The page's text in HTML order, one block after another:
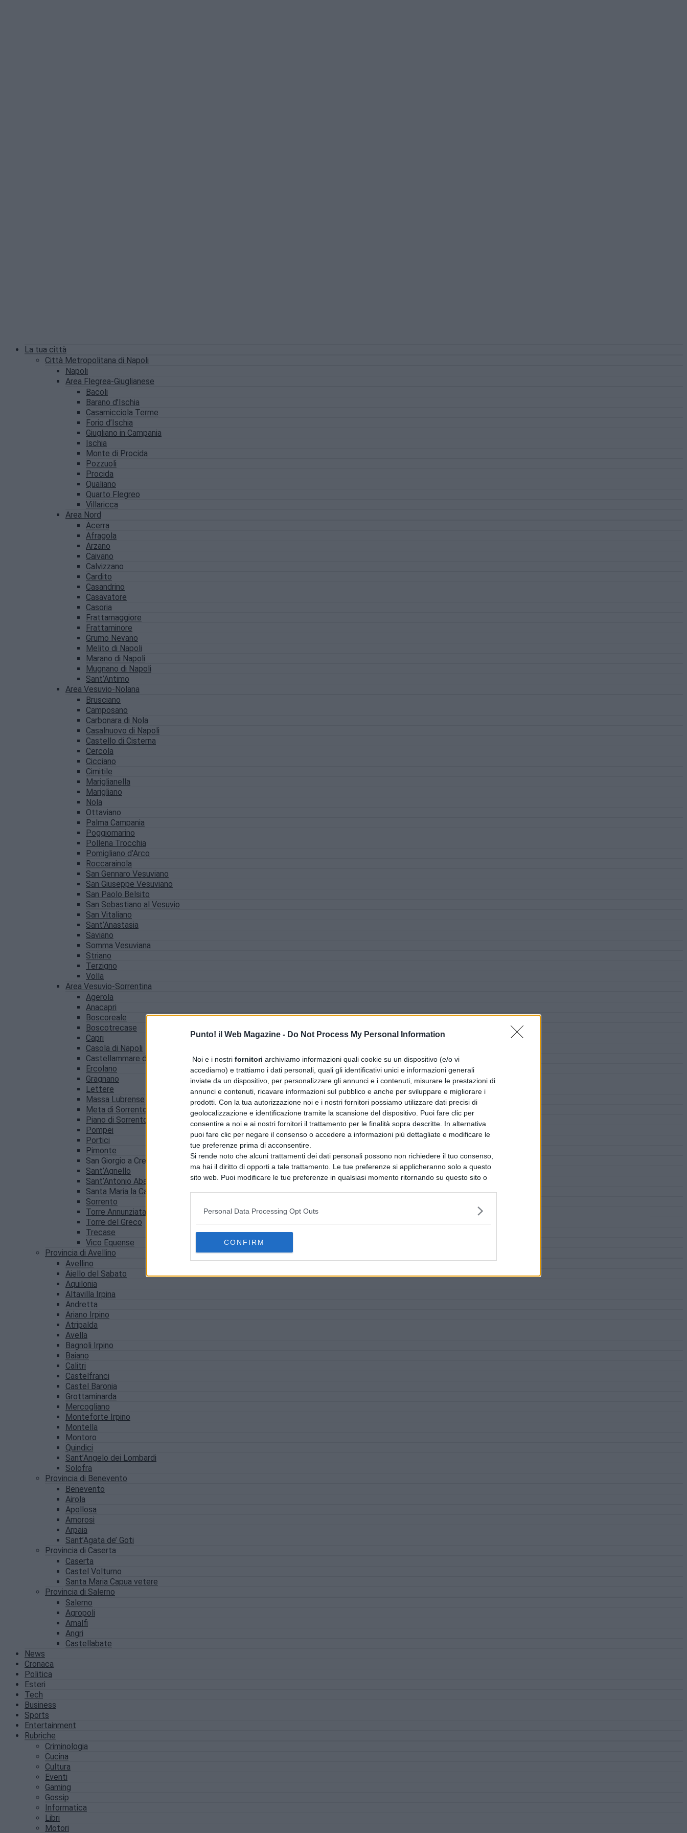
Punto! il Web Magazine - Do Not Process My Personal Information
Noi e i nostri fornitori archiviamo informazioni quali cookie su un dispositivo (e/o vi
accediamo) e trattiamo i dati personali, quali gli identificativi unici e informazioni generali
inviate da un dispositivo, per personalizzare gli annunci e i contenuti, misurare le prestazioni di
annunci e contenuti, ricavare informazioni sul pubblico e anche per sviluppare e migliorare i
prodotti. Con la tua autorizzazione noi e i nostri fornitori possiamo utilizzare dati precisi di
geolocalizzazione e identificazione tramite la scansione del dispositivo. Puoi fare clic per
consentire a noi e ai nostri fornitori il trattamento per le finalità sopra descritte. In alternativa
puoi fare clic per negare il consenso o accedere a informazioni più dettagliate e modificare le
tue preferenze prima di acconsentire.
Si rende noto che alcuni trattamenti dei dati personali possono non richiedere il tuo consenso,
ma hai il diritto di opporti a tale trattamento. Le tue preferenze si applicheranno solo a questo
sito web. Puoi modificare le tue preferenze in qualsiasi momento ritornando su questo sito o
Personal Data Processing Opt Outs
CONFIRM
La tua città
Città Metropolitana di Napoli
Napoli
Area Flegrea-Giuglianese
Bacoli
Barano d’Ischia
Casamicciola Terme
Forio d’Ischia
Giugliano in Campania
Ischia
Monte di Procida
Pozzuoli
Procida
Qualiano
Quarto Flegreo
Villaricca
Area Nord
Acerra
Afragola
Arzano
Caivano
Calvizzano
Cardito
Casandrino
Casavatore
Casoria
Frattamaggiore
Frattaminore
Grumo Nevano
Melito di Napoli
Marano di Napoli
Mugnano di Napoli
Sant’Antimo
Area Vesuvio-Nolana
Brusciano
Camposano
Carbonara di Nola
Casalnuovo di Napoli
Castello di Cisterna
Cercola
Cicciano
Cimitile
Mariglianella
Marigliano
Nola
Ottaviano
Palma Campania
Poggiomarino
Pollena Trocchia
Pomigliano d’Arco
Roccarainola
San Gennaro Vesuviano
San Giuseppe Vesuviano
San Paolo Belsito
San Sebastiano al Vesuvio
San Vitaliano
Sant’Anastasia
Saviano
Somma Vesuviana
Striano
Terzigno
Volla
Area Vesuvio-Sorrentina
Agerola
Anacapri
Boscoreale
Boscotrecase
Capri
Casola di Napoli
Castellammare di Stabia
Ercolano
Gragnano
Lettere
Massa Lubrense
Meta di Sorrento
Piano di Sorrento
Pompei
Portici
Pimonte
San Giorgio a Cremano
Sant’Agnello
Sant’Antonio Abate
Santa Maria la Carità
Sorrento
Torre Annunziata
Torre del Greco
Trecase
Vico Equense
Provincia di Avellino
Avellino
Aiello del Sabato
Aquilonia
Altavilla Irpina
Andretta
Ariano Irpino
Atripalda
Avella
Bagnoli Irpino
Baiano
Calitri
Castelfranci
Castel Baronia
Grottaminarda
Mercogliano
Monteforte Irpino
Montella
Montoro
Quindici
Sant’Angelo dei Lombardi
Solofra
Provincia di Benevento
Benevento
Airola
Apollosa
Amorosi
Arpaia
Sant’Agata de’ Goti
Provincia di Caserta
Caserta
Castel Volturno
Santa Maria Capua vetere
Provincia di Salerno
Salerno
Agropoli
Amalfi
Angri
Castellabate
News
Cronaca
Politica
Esteri
Tech
Business
Sports
Entertainment
Rubriche
Criminologia
Cucina
Cultura
Eventi
Gaming
Gossip
Informatica
Libri
Motori